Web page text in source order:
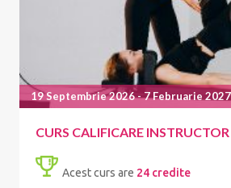
19 Septembrie 2026 - 7 Februarie
CURS CALIFICARE
Acest curs are 24 credite